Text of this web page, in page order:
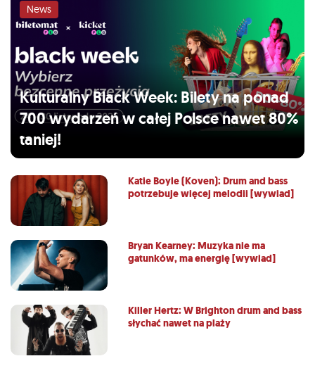
Kulturalny Black Week: Bilety na ponad
700 wydarzeń w całej Polsce nawet 80%
taniej!
News
Katie Boyle (Koven): Drum and bass
potrzebuje więcej melodii [wywiad]
Bryan Kearney: Muzyka nie ma
gatunków, ma energię [wywiad]
Killer Hertz: W Brighton drum and bass
słychać nawet na plaży